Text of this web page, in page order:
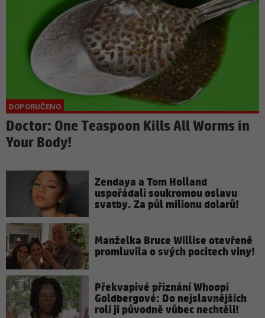
Doctor: One Teaspoon Kills All Worms in
Your Body!
Zendaya a Tom Holland
uspořádali soukromou oslavu
svatby. Za půl milionu dolarů!
Manželka Bruce Willise otevřeně
promluvila o svých pocitech viny!
Překvapivé přiznání Whoopi
Goldbergové: Do nejslavnějších
rolí ji původně vůbec nechtěli!